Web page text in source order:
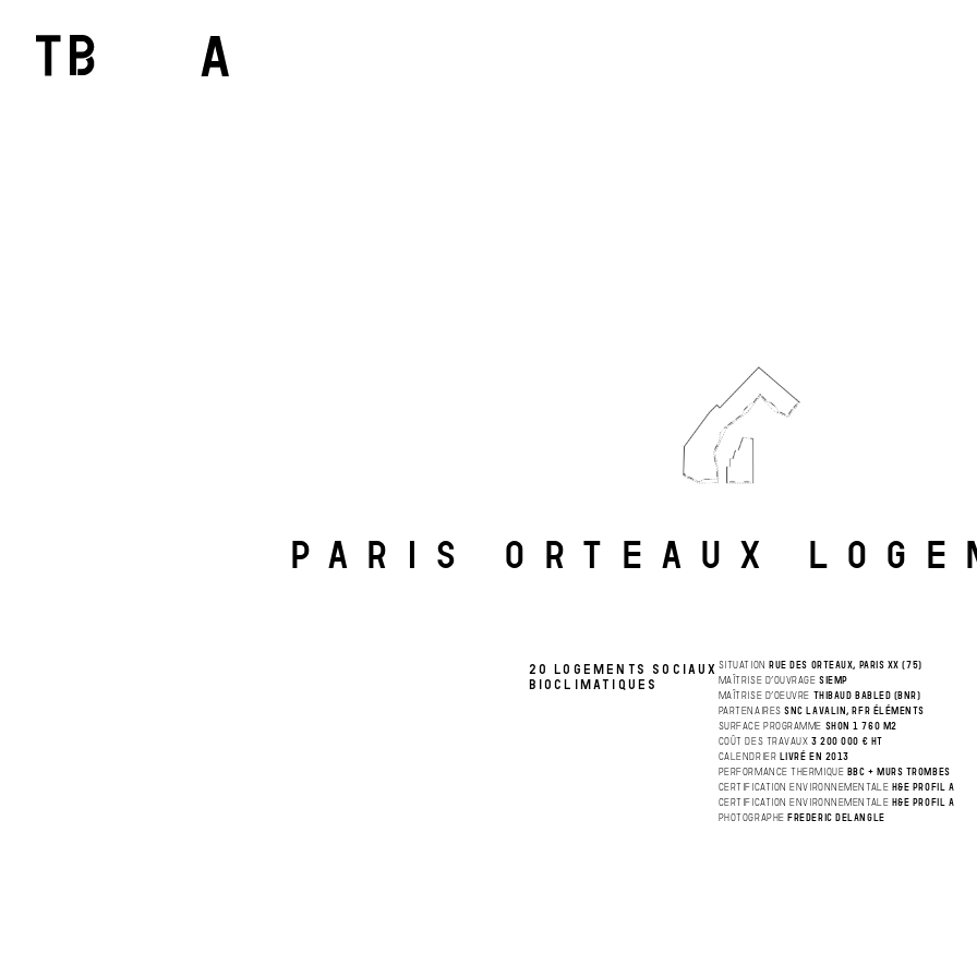
PARIS ORTEAUX
20 LOGEMENTS SOCIAUX
BIOCLIMATIQUES
SITUATION
RUE DES ORTEAUX, PARIS XX (75)
MAÎTRISE D’OUVRAGESIEMP
MAÎTRISE D’OEUVRE
THIBAUD BABLED (BNR)
PARTENAIRESSNC LAVALIN, RFR ÉLÉMENTS
SURFACE PROGRAMME SHON 1 760 M2
COÛT DES TRAVAUX 3 200 000 € HT
CALENDRIER
LIVRÉ EN 2013
PERFORMANCE THERMIQUE BBC + MURS TROMBES
CERTIFICATION ENVIRONNEMENTALE H&E PROFIL A
CERTIFICATION ENVIRONNEMENTALE H&E PROFIL A
PHOTOGRAPHE FREDERIC DELANGLE